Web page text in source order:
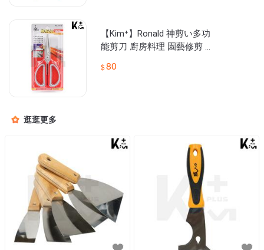
【Kim⁺】Ronald 神剪い多功
能剪刀 廚房料理 園藝修剪 美
80
逛逛更多